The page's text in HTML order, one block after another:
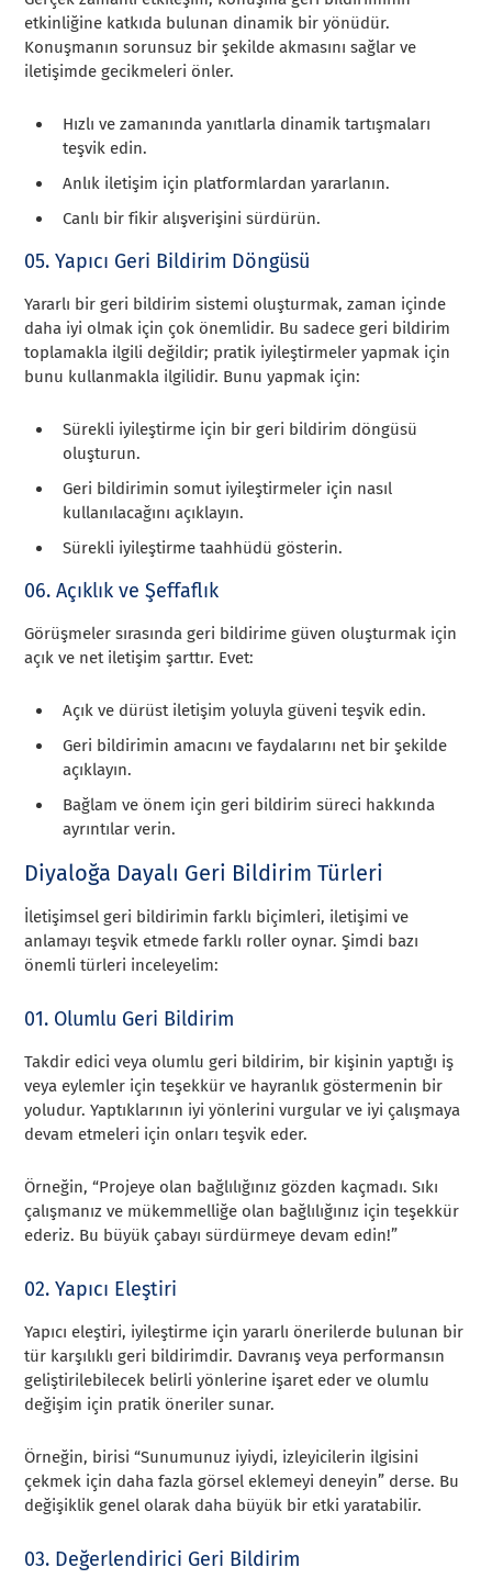
etkinliğine katkıda bulunan dinamik bir yönüdür.
Konuşmanın sorunsuz bir şekilde akmasını sağlar ve
iletişimde gecikmeleri önler.
Hızlı ve zamanında yanıtlarla dinamik tartışmaları
teşvik edin.
Anlık iletişim için platformlardan yararlanın.
Canlı bir fikir alışverişini sürdürün.
05. Yapıcı Geri Bildirim Döngüsü
Yararlı bir geri bildirim sistemi oluşturmak, zaman içinde
daha iyi olmak için çok önemlidir. Bu sadece geri bildirim
toplamakla ilgili değildir; pratik iyileştirmeler yapmak için
bunu kullanmakla ilgilidir. Bunu yapmak için:
Sürekli iyileştirme için bir geri bildirim döngüsü
oluşturun.
Geri bildirimin somut iyileştirmeler için nasıl
kullanılacağını açıklayın.
Sürekli iyileştirme taahhüdü gösterin.
06. Açıklık ve Şeffaflık
Görüşmeler sırasında geri bildirime güven oluşturmak için
açık ve net iletişim şarttır. Evet:
Açık ve dürüst iletişim yoluyla güveni teşvik edin.
Geri bildirimin amacını ve faydalarını net bir şekilde
açıklayın.
Bağlam ve önem için geri bildirim süreci hakkında
ayrıntılar verin.
Diyaloğa Dayalı Geri Bildirim Türleri
İletişimsel geri bildirimin farklı biçimleri, iletişimi ve
anlamayı teşvik etmede farklı roller oynar. Şimdi bazı
önemli türleri inceleyelim:
01. Olumlu Geri Bildirim
Takdir edici veya olumlu geri bildirim, bir kişinin yaptığı iş
veya eylemler için teşekkür ve hayranlık göstermenin bir
yoludur. Yaptıklarının iyi yönlerini vurgular ve iyi çalışmaya
devam etmeleri için onları teşvik eder.
Örneğin, “Projeye olan bağlılığınız gözden kaçmadı. Sıkı
çalışmanız ve mükemmelliğe olan bağlılığınız için teşekkür
ederiz. Bu büyük çabayı sürdürmeye devam edin!”
02. Yapıcı Eleştiri
Yapıcı eleştiri, iyileştirme için yararlı önerilerde bulunan bir
tür karşılıklı geri bildirimdir. Davranış veya performansın
geliştirilebilecek belirli yönlerine işaret eder ve olumlu
değişim için pratik öneriler sunar.
Örneğin, birisi “Sunumunuz iyiydi, izleyicilerin ilgisini
çekmek için daha fazla görsel eklemeyi deneyin” derse. Bu
değişiklik genel olarak daha büyük bir etki yaratabilir.
03. Değerlendirici Geri Bildirim